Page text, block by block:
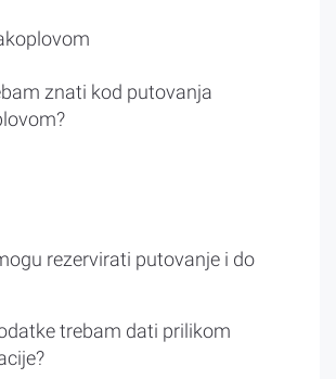
znati kod putovanja
rezervirati putovanje i do
trebam dati prilikom